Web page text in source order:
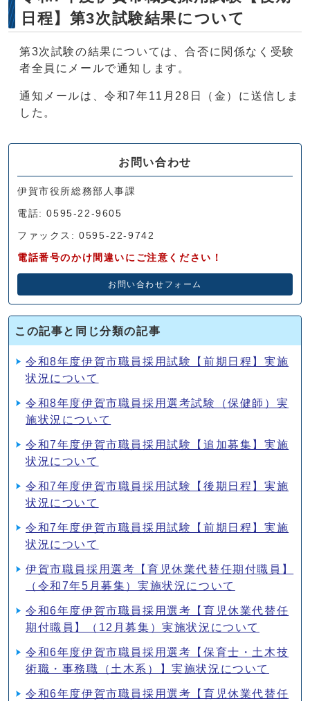
日程】第3次試験結果について
第3次試験の結果については、合否に関係なく受験
者全員にメールで通知します。
通知メールは、令和7年11月28日（金）に送信しま
した。
お問い合わせ
伊賀市役所総務部人事課
電話: 0595-22-9605
ファックス: 0595-22-9742
電話番号のかけ間違いにご注意ください！
お問い合わせフォーム
この記事と同じ分類の記事
令和8年度伊賀市職員採用試験【前期日程】実施
状況について
令和8年度伊賀市職員採用選考試験（保健師）実
施状況について
令和7年度伊賀市職員採用試験【追加募集】実施
状況について
令和7年度伊賀市職員採用試験【後期日程】実施
状況について
令和7年度伊賀市職員採用試験【前期日程】実施
状況について
伊賀市職員採用選考【育児休業代替任期付職員】
（令和7年5月募集）実施状況について
令和6年度伊賀市職員採用選考【育児休業代替任
期付職員】（12月募集）実施状況について
令和6年度伊賀市職員採用選考【保育士・土木技
術職・事務職（土木系）】実施状況について
令和6年度伊賀市職員採用選考【育児休業代替任